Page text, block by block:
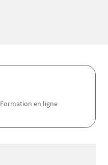
Formation en ligne